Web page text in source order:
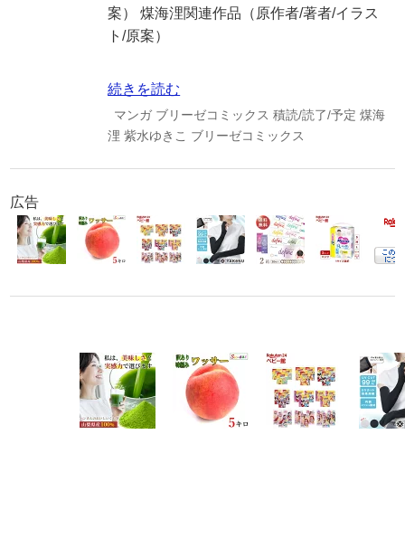
案） 煤海浬関連作品（原作者/著者/イラス
ト/原案）
続きを読む
マンガ ブリーゼコミックス 積読/読了/予定 煤海
浬 紫水ゆきこ ブリーゼコミックス
広告